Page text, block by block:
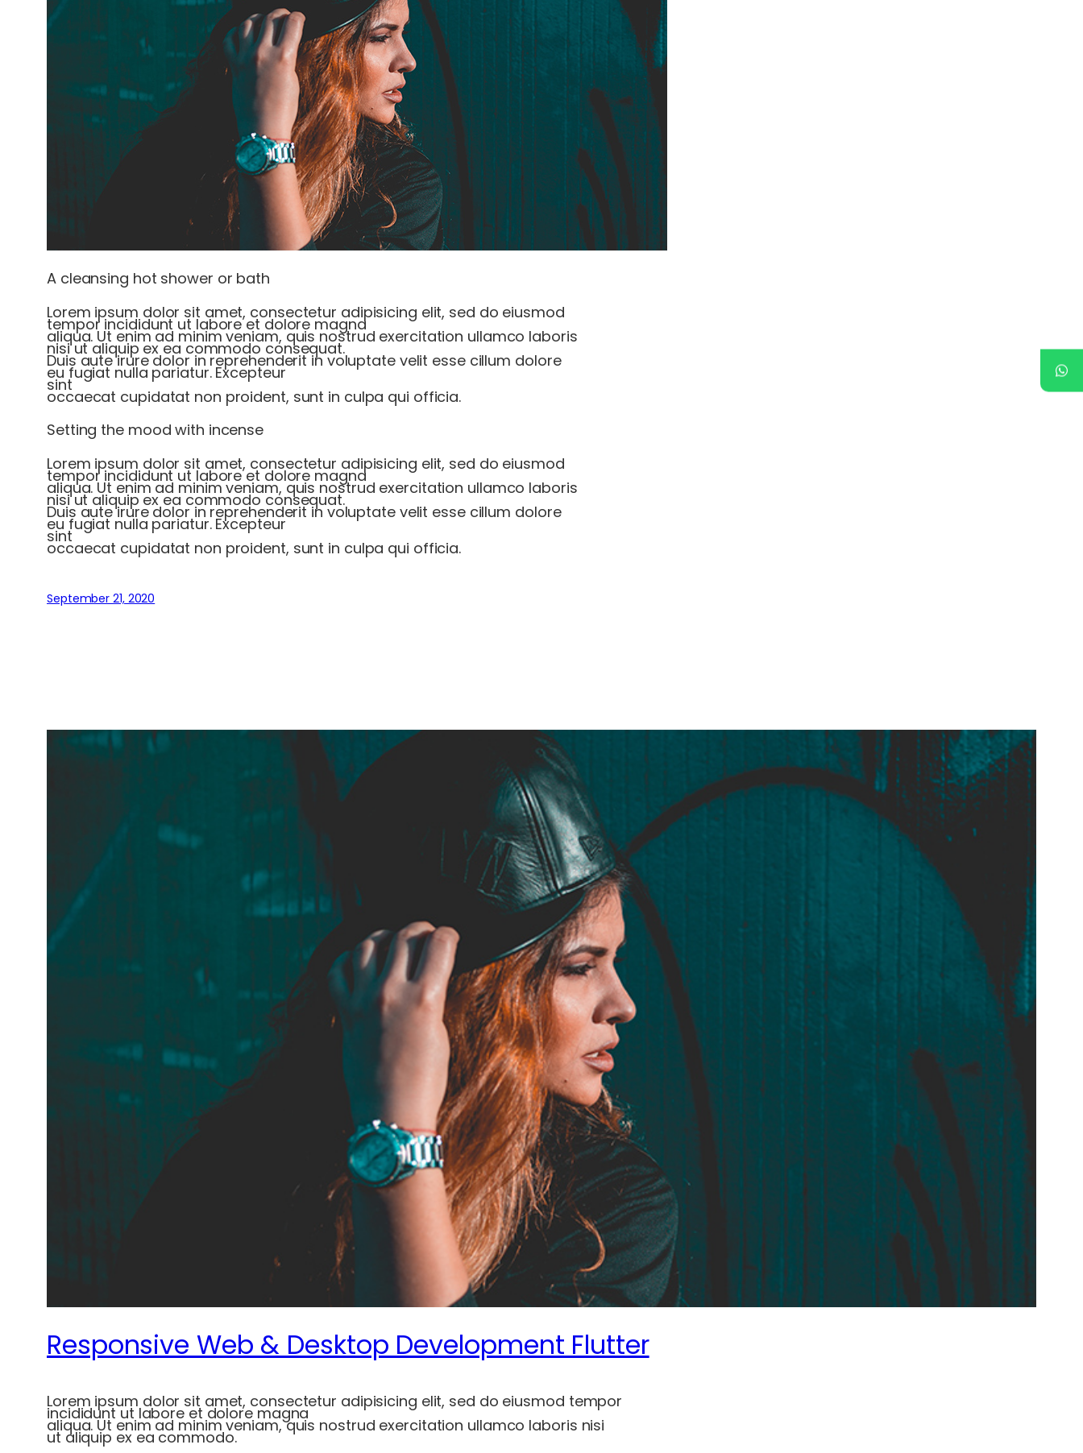
A cleansing hot shower or bath
Lorem ipsum dolor sit amet, consectetur adipisicing elit, sed do eiusmod
tempor incididunt ut labore et dolore magna
aliqua. Ut enim ad minim veniam, quis nostrud exercitation ullamco laboris
nisi ut aliquip ex ea commodo consequat.
Duis aute irure dolor in reprehenderit in voluptate velit esse cillum dolore
eu fugiat nulla pariatur. Excepteur
sint
occaecat cupidatat non proident, sunt in culpa qui officia.
Setting the mood with incense
Lorem ipsum dolor sit amet, consectetur adipisicing elit, sed do eiusmod
tempor incididunt ut labore et dolore magna
aliqua. Ut enim ad minim veniam, quis nostrud exercitation ullamco laboris
nisi ut aliquip ex ea commodo consequat.
Duis aute irure dolor in reprehenderit in voluptate velit esse cillum dolore
eu fugiat nulla pariatur. Excepteur
sint
occaecat cupidatat non proident, sunt in culpa qui officia.
September 21, 2020
Responsive Web & Desktop Development Flutter
Lorem ipsum dolor sit amet, consectetur adipisicing elit, sed do eiusmod tempor
incididunt ut labore et dolore magna
aliqua. Ut enim ad minim veniam, quis nostrud exercitation ullamco laboris nisi
ut aliquip ex ea commodo.